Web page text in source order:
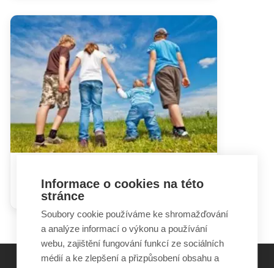
dítěInformace o cookies na této
stránce
Soubory cookie používáme ke shromažďování
a analýze informací o výkonu a používání
webu, zajištění fungování funkcí ze sociálních
médií a ke zlepšení a přizpůsobení obsahu a